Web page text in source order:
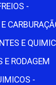
-
E
E RODAGEM
-